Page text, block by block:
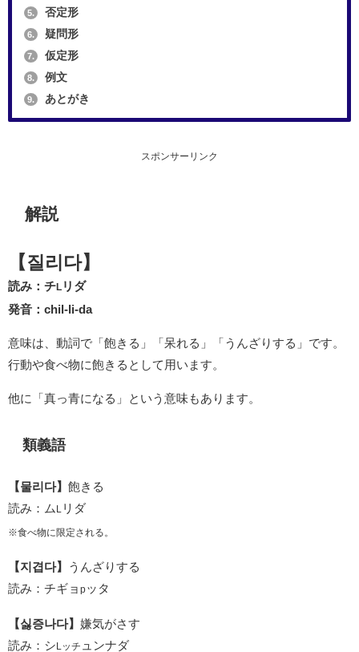
5. 否定形
6. 疑問形
7. 仮定形
8. 例文
9. あとがき
スポンサーリンク
解説
【질리다】
読み：チL リダ
発音：chil-li-da
意味は、動詞で「飽きる」「呆れる」「うんざりする」です。
行動や食べ物に飽きるとして用います。
他に「真っ青になる」という意味もあります。
類義語
【물리다】 飽きる
読み：ム
リダ
※食べ物に限定される。
【지겹다】
うんざりする
読み：チギョ pッタ
【싫증나다】 嫌気がさす
読み：シ Lッチ ュンナダ